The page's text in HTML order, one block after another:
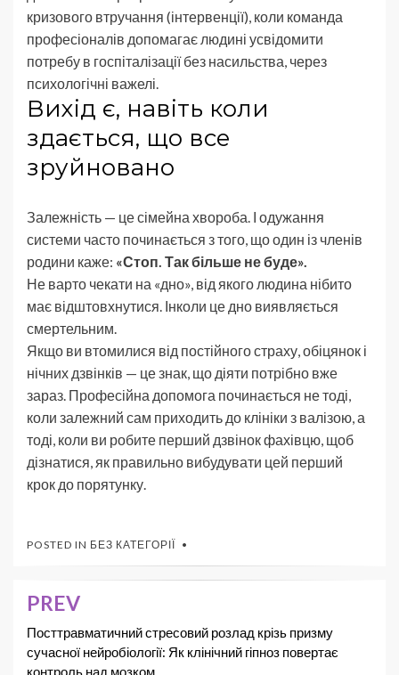
кризового втручання (інтервенції), коли команда
професіоналів допомагає людині усвідомити
потребу в госпіталізації без насильства, через
психологічні важелі.
Вихід є, навіть коли
здається, що все
зруйновано
Залежність — це сімейна хвороба. І одужання
системи часто починається з того, що один із членів
родини каже: «Стоп. Так більше не буде».
Не варто чекати на «дно», від якого людина нібито
має відштовхнутися. Інколи це дно виявляється
смертельним.
Якщо ви втомилися від постійного страху, обіцянок і
нічних дзвінків — це знак, що діяти потрібно вже
зараз. Професійна допомога починається не тоді,
коли залежний сам приходить до клініки з валізою, а
тоді, коли ви робите перший дзвінок фахівцю, щоб
дізнатися, як правильно вибудувати цей перший
крок до порятунку.
POSTED IN БЕЗ КАТЕГОРІЇ
PREV
Посттравматичний стресовий розлад крізь призму
сучасної нейробіології: Як клінічний гіпноз повертає
контроль над мозком